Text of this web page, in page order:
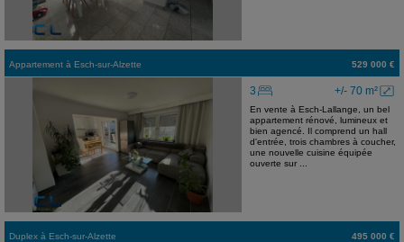
Appartement à Esch-sur-Alzette 529 000 €
+/- 70 m²
3
En vente à Esch-Lallange, un bel
appartement rénové, lumineux et
bien agencé. Il comprend un hall
d'entrée, trois chambres à coucher,
une nouvelle cuisine équipée
ouverte sur ...
Duplex à Esch-sur-Alzette 495 000 €